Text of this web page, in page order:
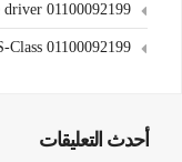
01100092199
Class 01100092199
أحدث التعليقات